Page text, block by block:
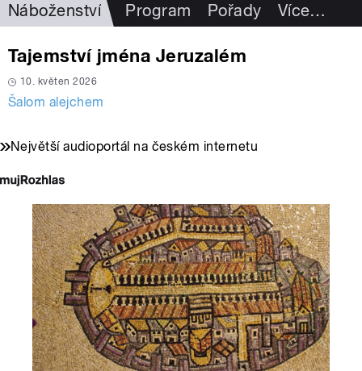
Náboženství Program Pořady Více…
Tajemství jména Jeruzalém
10. květen 2026
Šalom alejchem
Největší audioportál na českém internetu